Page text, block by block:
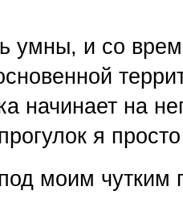
умны, и со
начинает на
я
под моим